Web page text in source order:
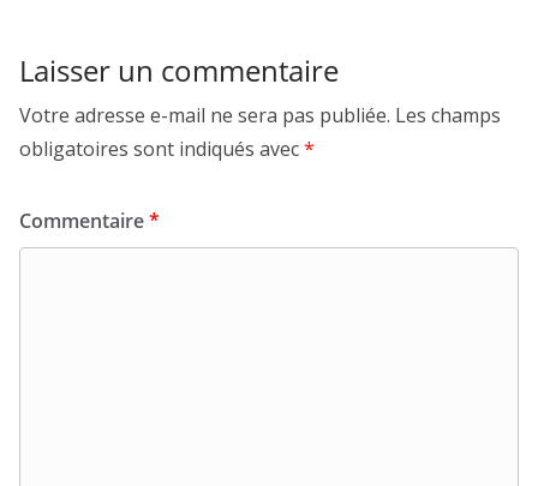
Laisser un commentaire
Votre adresse e-mail ne sera pas publiée. Les champs
obligatoires sont indiqués avec*
Commentaire*